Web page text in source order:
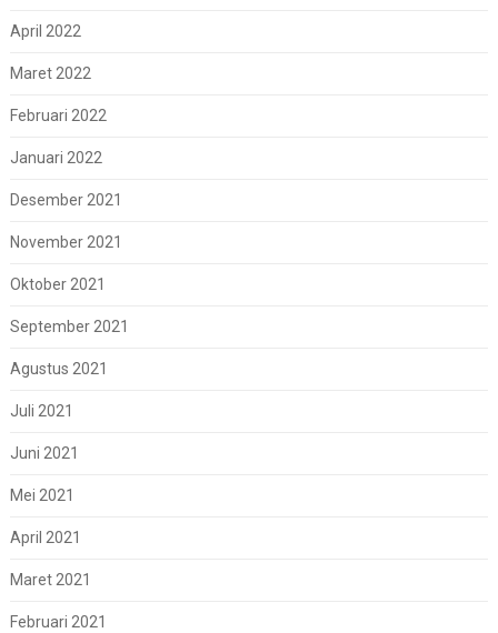
April 2022
Maret 2022
Februari 2022
Januari 2022
Desember 2021
November 2021
Oktober 2021
September 2021
Agustus 2021
Juli 2021
Juni 2021
Mei 2021
April 2021
Maret 2021
Februari 2021